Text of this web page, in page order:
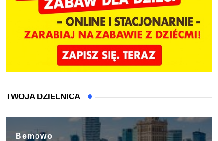
TWOJA DZIELNICA
Bemowo